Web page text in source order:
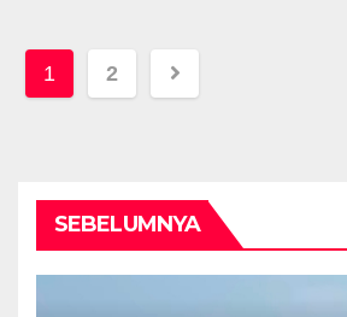
Posts
1 2
SEBELUMNYA